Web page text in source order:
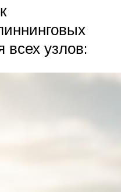
всех узлов: